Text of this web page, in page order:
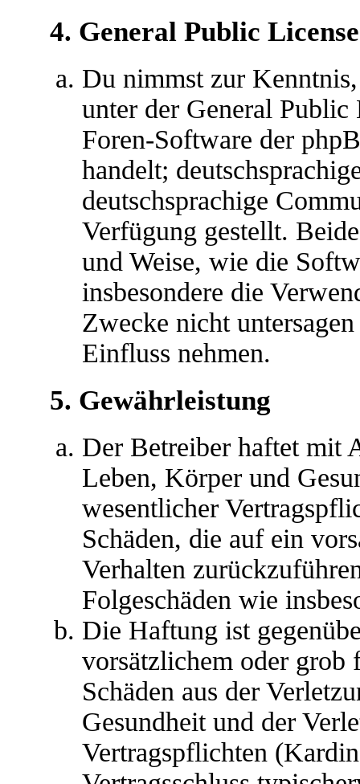
4. General Public License
Du nimmst zur
unter der General
Foren-Software der
handelt;
deutschsprachige
Verfügung gestellt.
und Weise, wie die
insbesondere die
Zwecke nicht
Einfluss nehmen.
5. Gewährleistung
Der Betreiber haftet mit
Leben, Körper und
wesentlicher
Schäden, die auf ein
Verhalten
Folgeschäden wie
Die Haftung ist
vorsätzlichem oder grob
Schäden aus der
Gesundheit und der
Vertragspflichten